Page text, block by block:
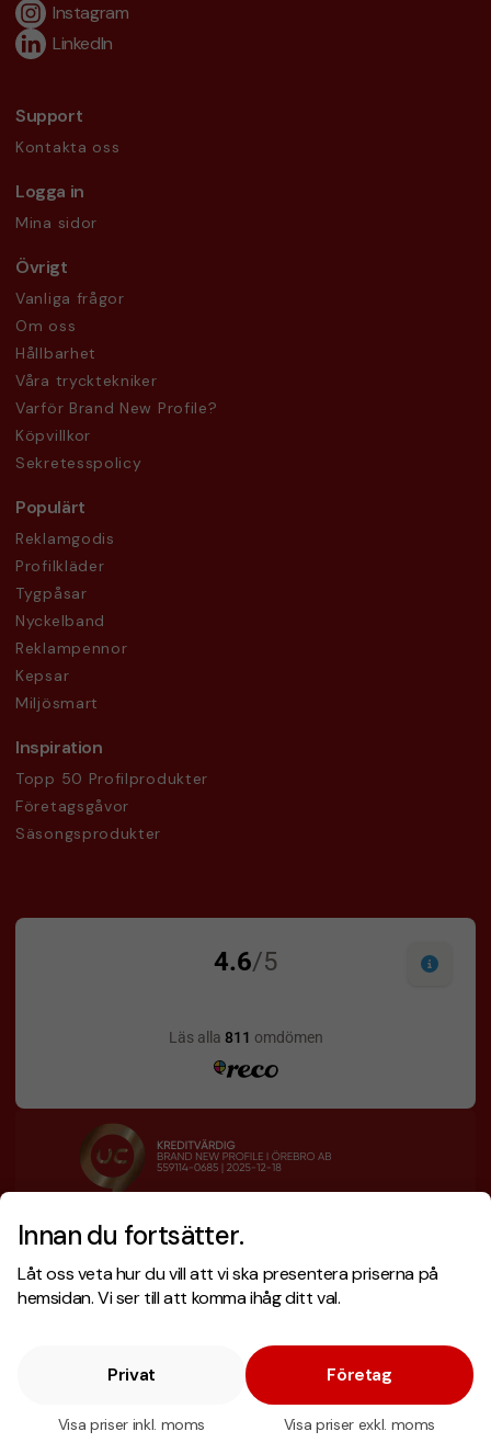
Innan du fortsätter.
Låt oss veta hur du vill att vi ska presentera priserna på
hemsidan. Vi ser till att komma ihåg ditt val.
Privat
Visa priser inkl. moms
Företag
Visa priser exkl. moms
Instagram
LinkedIn
Support
Kontakta oss
Logga in
Mina sidor
Övrigt
Vanliga frågor
Om oss
Hållbarhet
Våra trycktekniker
Varför Brand New Profile?
Köpvillkor
Sekretesspolicy
Populärt
Reklamgodis
Profilkläder
Tygpåsar
Nyckelband
Reklampennor
Kepsar
Miljösmart
Inspiration
Topp 50 Profilprodukter
Företagsgåvor
Säsongsprodukter
Designskiss inom 1 h
Fri offert
Snabb leverans
Copyright © 2026 . Brand New Profile AB